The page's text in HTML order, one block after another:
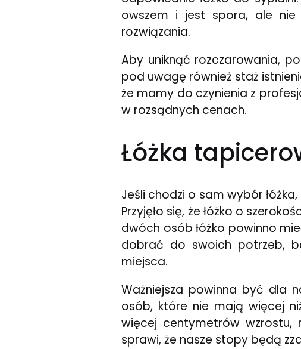
owszem i jest spora, ale
rozwiązania.
Aby uniknąć rozczarowania,
pod uwagę również staż
że mamy do czynienia z
w rozsądnych cenach.
Łóżka
Jeśli chodzi o sam wybór
Przyjęło się, że łóżko o
dwóch osób łóżko powinno
dobrać do swoich potrzeb,
miejsca.
Ważniejsza powinna być dla
osób, które nie mają więcej
więcej centymetrów wzrostu,
sprawi, że nasze stopy będą